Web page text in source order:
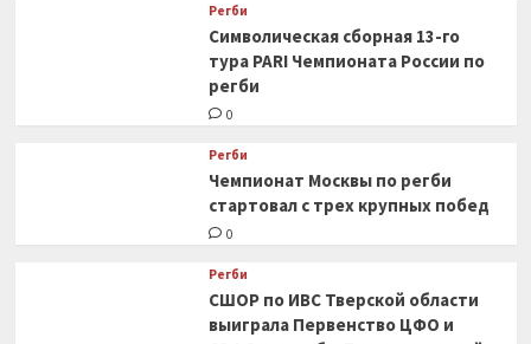
Регби
Символическая сборная 13-го
тура PARI Чемпионата России по
регби
0
Регби
Чемпионат Москвы по регби
стартовал с трех крупных побед
0
Регби
СШОР по ИВС Тверской области
выиграла Первенство ЦФО и